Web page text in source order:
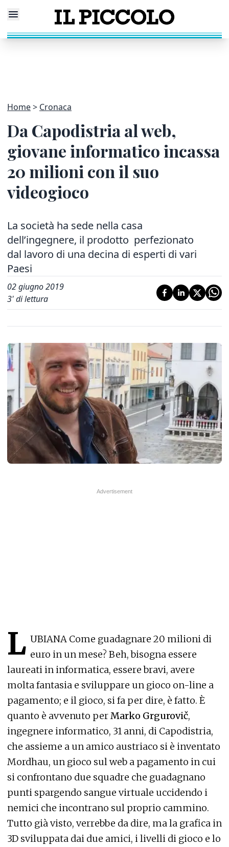
Home Cronaca
Da Capodistria al web,
giovane informatico incassa
20 milioni con il suo
videogioco
La società ha sede nella casa
dell’ingegnere, il prodotto perfezionato
dal lavoro di una decina di esperti di vari
Paesi
02 giugno 2019
3' di lettura
L UBIANA Come guadagnare 20 milioni di
euro in un mese? Beh, bisogna essere
laureati in informatica, essere bravi, avere
molta fantasia e sviluppare un gioco on-line a
pagamento; e il gioco, si fa per dire, è fatto. È
quanto è avvenuto perMarko Grgurovič,
ingegnere informatico, 31 anni, di Capodistria,
che assieme a un amico austriaco si è inventato
Mordhau, un gioco sul web a pagamento in cui
si confrontano due squadre che guadagnano
punti spargendo sangue virtuale uccidendo i
nemici che incontrano sul proprio cammino.
Tutto già visto, verrebbe da dire, ma la grafica in
3D sviluppata dai due amici, i livelli di gioco e lo